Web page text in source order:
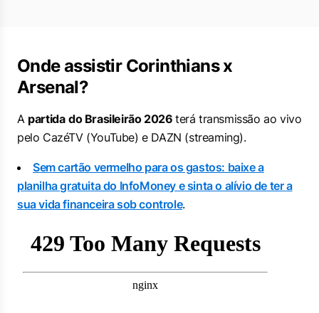
Onde assistir Corinthians x
Arsenal?
A partida do Brasileirão 2026terá transmissão ao vivo
pelo CazéTV (YouTube) e DAZN (streaming).
Sem cartão vermelho para os gastos: baixe a
planilha gratuita do InfoMoney e sinta o alívio de ter a
sua vida financeira sob controle.